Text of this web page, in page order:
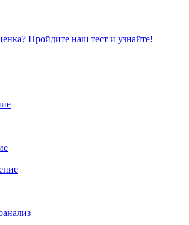
Пройдите наш тест и узнайте!